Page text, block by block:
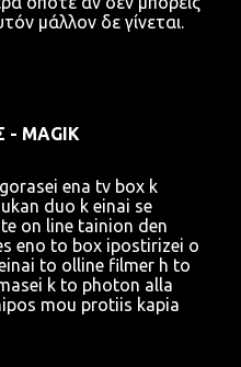
μάλλον δε γίνεται.
- ΜΑGIK
ena tv box k
duo k einai se
on line tainion den
eno to box ipostirizei o
to olline filmer h to
k to photon alla
mou protiis kapia